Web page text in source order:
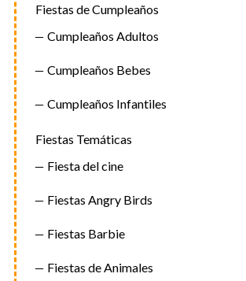
Fiestas de Cumpleaños
Cumpleaños Adultos
Cumpleaños Bebes
Cumpleaños Infantiles
Fiestas Temáticas
Fiesta del cine
Fiestas Angry Birds
Fiestas Barbie
Fiestas de Animales